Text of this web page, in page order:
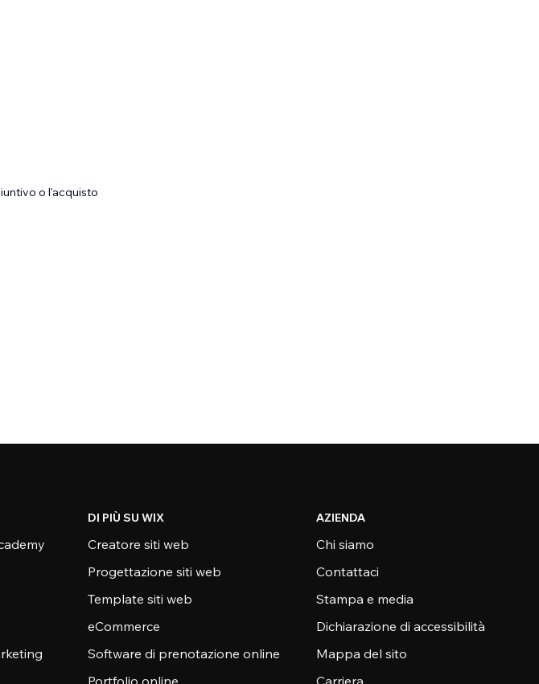
o l'acquisto
DI PIÙ SU WIX
Creatore siti web
Progettazione siti web
Template siti web
eCommerce
Software di prenotazione online
Portfolio online
AZIENDA
Chi siamo
Contattaci
Stampa e media
Dichiarazione di accessibilità
Mappa del sito
Carriera